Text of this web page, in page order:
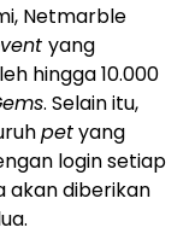
Netmarble
yang
hingga 10.000
. Selain itu,
petyang
login setiap
akan diberikan